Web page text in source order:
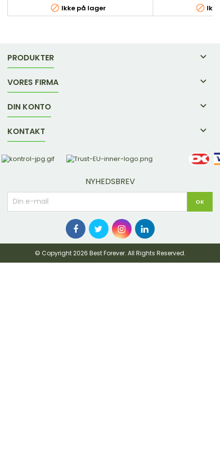
 Ikke på lager 
PRODUKTER 
VORES FIRMA 
DIN KONTO 
KONTAKT 
NYHEDSBREV
© Copyright 2026 Best Forever. All Rights Reserved.